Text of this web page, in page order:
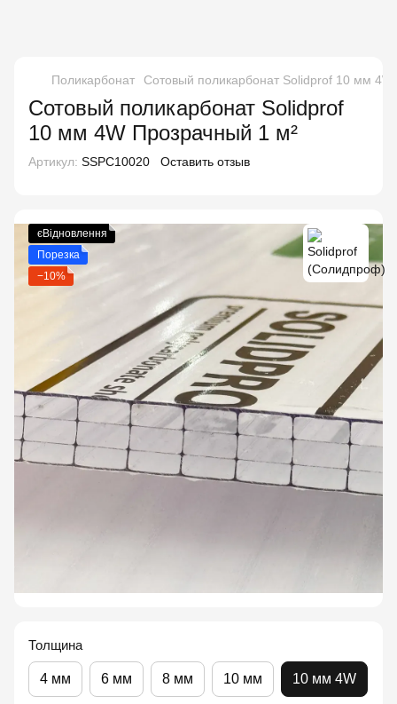
Поликарбонат Сотовый поликарбонат Solidprof 10 мм
Сотовый поликарбонат Solidprof
10 мм 4W Прозрачный 1 м²
Артикул: SSPC10020 Оставить отзыв
єВідновлення
Порезка
−10%
Толщина
4 мм 6 мм 8 мм 10 мм 10 мм 4W